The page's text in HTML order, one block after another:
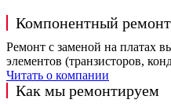
Компонентный
Ремонт с заменой на платах
элементов (транзисторов,
Читать о компании
Как мы ремонтируем